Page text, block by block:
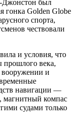
Джонстон был
гонка Golden Globe
спорта,
чествовали
и условия, что
прошлого века,
вооружении и
навигации —
магнитный компас
судами только